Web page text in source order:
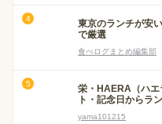
東京のランチが安
で厳選
食べログまとめ編集部
栄・HAERA（ハエ
ト・記念日からラ
yama101215